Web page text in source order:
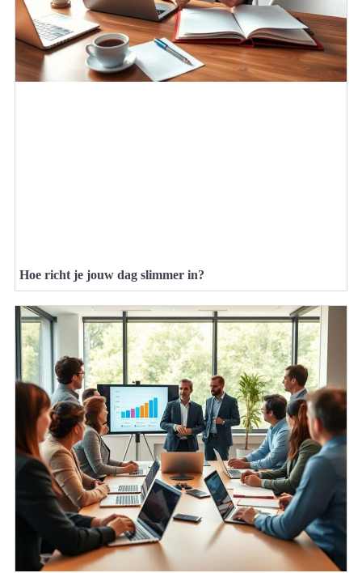
Hoe richt je jouw dag slimmer in?